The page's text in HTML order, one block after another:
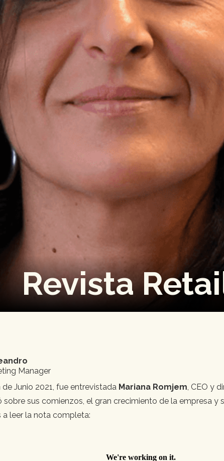
Revista
Manager
de Junio 2021, fue entrevistada Mariana Romjem , CEO y
sus comienzos, el gran crecimiento de la empresa y
a leer la nota completa: